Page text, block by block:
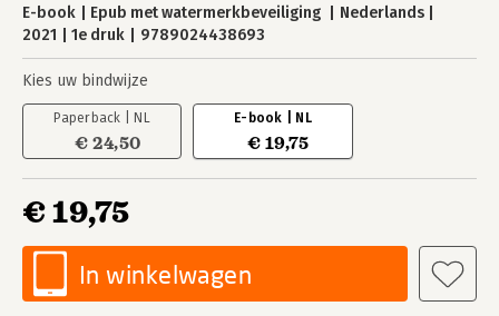
E-book Epub met watermerkbeveiliging
Nederlands
2021
1e druk 9789024438693
Kies uw bindwijze
Paperback | NL
€ 24,50
E-book | NL
€ 19,75
€ 19,75
In winkelwagen